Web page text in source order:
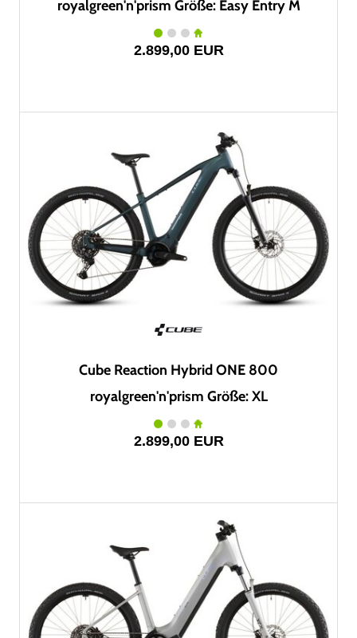
royalgreen'n'prism Größe: Easy Entry M
2.899,00 EUR
Cube Reaction Hybrid ONE 800
royalgreen'n'prism Größe: XL
2.899,00 EUR